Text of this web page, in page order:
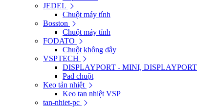
JEDEL
Chuột máy tính
Bosston
Chuột máy tính
FODATO
Chuột không dây
VSPTECH
DISPLAYPORT - MINI, DISPLAYPORT
Pad chuột
Keo tản nhiệt
Keo tan nhiệt VSP
tan-nhiet-pc